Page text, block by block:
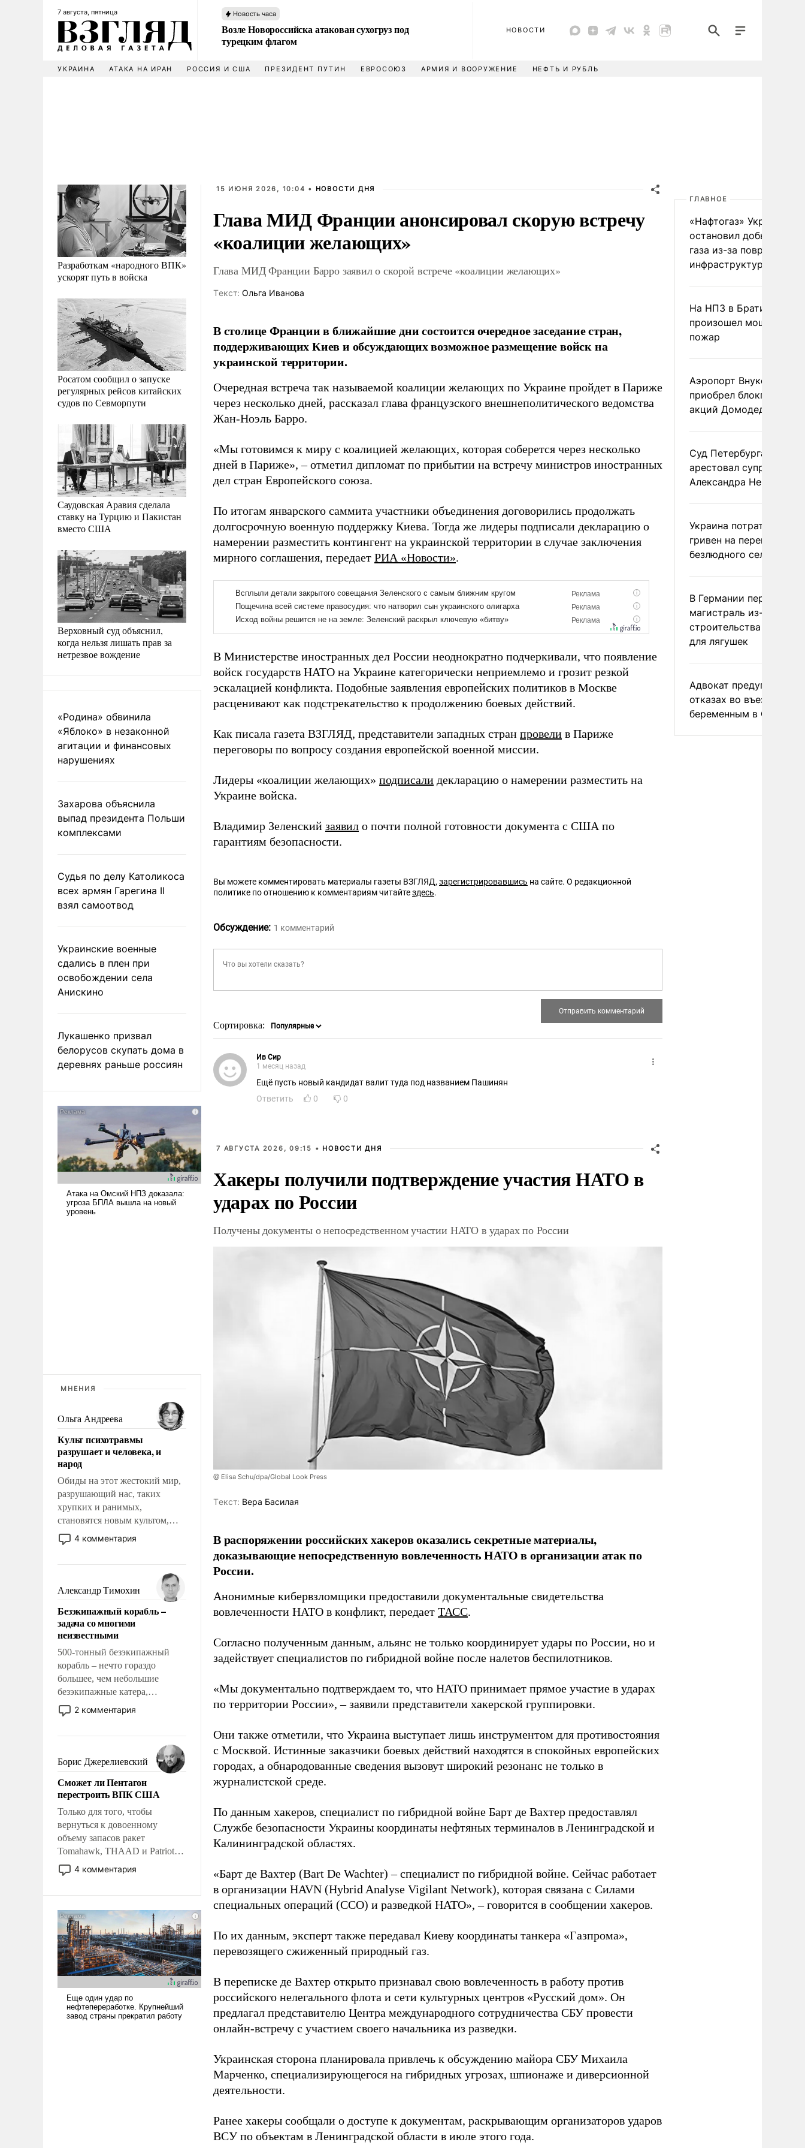
7 августа, пятница Новость часа
Возле Новороссийска атакован сухогруз под
турецким флагом
НОВОСТИ
УКРАИНА АТАКА НА ИРАН РОССИЯ И США ПРЕЗИДЕНТ ПУТИН ЕВРОСОЮЗ АРМИЯ И ВООРУЖЕНИЕ НЕФТЬ И РУБЛЬ
Разработкам «народного ВПК»
ускорят путь в войска
Росатом сообщил о запуске
регулярных рейсов китайских
судов по Севморпути
Саудовская Аравия сделала
ставку на Турцию и Пакистан
вместо США
Верховный суд объяснил,
когда нельзя лишать прав за
нетрезвое вождение
«Родина» обвинила
«Яблоко» в незаконной
агитации и финансовых
нарушениях
Захарова объяснила
выпад президента Польши
комплексами
Судья по делу Католикоса
всех армян Гарегина II
взял самоотвод
Украинские военные
сдались в плен при
освобождении села
Анискино
Лукашенко призвал
белорусов скупать дома в
деревнях раньше россиян
МНЕНИЯ
Ольга Андреева
Культ психотравмы
разрушает и человека, и
народ
Обиды на этот жестокий мир,
разрушающий нас, таких
хрупких и ранимых,
становятся новым культом,
постепенно вытесняя и
отменяя традиционное
мужественным и твердым под
ударами судьбы, брать на себя
ответственность, помогать
слабым, идти вперед и
адаптироваться.
4 комментария
Александр Тимохин
Безэкипажный корабль –
задача со многими
неизвестными
500-тонный безэкипажный
корабль – нечто гораздо
большее, чем небольшие
безэкипажные катера,
применение которых уже
стало обыденностью. Задача по
сложна и амбициозна. Однако
и ее реализация радикально
поднимет наши боевые
возможности.
2 комментария
Борис Джерелиевский
Сможет ли Пентагон
перестроить ВПК США
Только для того, чтобы
вернуться к довоенному
объему запасов ракет
Tomahawk, THAAD и Patriot
США потребуется более трех
лет. Даже небольшая война с
Сложившаяся ситуация
означает многолетний период
уязвимости США, например,
перед Китаем.
4 комментария
15 ИЮНЯ 2026, 10:04 • НОВОСТИ ДНЯ
Глава МИД Франции анонсировал скорую встречу
«коалиции желающих»
Глава МИД Франции Барро заявил о скорой встрече «коалиции желающих»
Tекст: Ольга Иванова
В столице Франции в ближайшие дни состоится очередное заседание стран,
поддерживающих Киев и обсуждающих возможное размещение войск на
украинской территории.
Очередная встреча так называемой коалиции желающих по Украине пройдет в Париже
через несколько дней, рассказал глава французского внешнеполитического ведомства
Жан-Ноэль Барро.
«Мы готовимся к миру с коалицией желающих, которая соберется через несколько
дней в Париже», – отметил дипломат по прибытии на встречу министров иностранных
дел стран Европейского союза.
По итогам январского саммита участники объединения договорились продолжать
долгосрочную военную поддержку Киева. Тогда же лидеры подписали декларацию о
намерении разместить контингент на украинской территории в случае заключения
мирного соглашения, передает РИА «Новости».
В Министерстве иностранных дел России неоднократно подчеркивали, что появление
войск государств НАТО на Украине категорически неприемлемо и грозит резкой
эскалацией конфликта. Подобные заявления европейских политиков в Москве
расценивают как подстрекательство к продолжению боевых действий.
Как писала газета ВЗГЛЯД, представители западных стран провели в Париже
переговоры по вопросу создания европейской военной миссии.
Лидеры «коалиции желающих» подписали декларацию о намерении разместить на
Украине войска.
Владимир Зеленский заявил о почти полной готовности документа с США по
гарантиям безопасности.
Вы можете комментировать материалы газеты ВЗГЛЯД, зарегистрировавшись на сайте. О редакционной
политике по отношению к комментариям читайтездесь.
Обсуждение: 1 комментарий
Сортировка:
Ив Сир
1 месяц назад
Ещё пусть новый кандидат валит туда под названием Пашинян
Ответить
0 0
7 АВГУСТА 2026, 09:15 • НОВОСТИ ДНЯ
Хакеры получили подтверждение участия НАТО в
ударах по России
Получены документы о непосредственном участии НАТО в ударах по России
@ Elisa Schu/dpa/Global Look Press
Tекст: Вера Басилая
В распоряжении российских хакеров оказались секретные материалы,
доказывающие непосредственную вовлеченность НАТО в организации атак по
России.
Анонимные кибервзломщики предоставили документальные свидетельства
вовлеченности НАТО в конфликт, передает ТАСС.
Согласно полученным данным, альянс не только координирует удары по России, но и
задействует специалистов по гибридной войне после налетов беспилотников.
«Мы документально подтверждаем то, что НАТО принимает прямое участие в ударах
по территории России», – заявили представители хакерской группировки.
Они также отметили, что Украина выступает лишь инструментом для противостояния
с Москвой. Истинные заказчики боевых действий находятся в спокойных европейских
городах, а обнародованные сведения вызовут широкий резонанс не только в
журналистской среде.
По данным хакеров, специалист по гибридной войне Барт де Вахтер предоставлял
Службе безопасности Украины координаты нефтяных терминалов в Ленинградской и
Калининградской областях.
«Барт де Вахтер (Bart De Wachter) – специалист по гибридной войне. Сейчас работает
в организации HAVN (Hybrid Analyse Vigilant Network), которая связана с Силами
специальных операций (ССО) и разведкой НАТО», – говорится в сообщении хакеров.
По их данным, эксперт также передавал Киеву координаты танкера «Газпрома»,
перевозящего сжиженный природный газ.
В переписке де Вахтер открыто признавал свою вовлеченность в работу против
российского нелегального флота и сети культурных центров «Русский дом». Он
предлагал представителю Центра международного сотрудничества СБУ провести
онлайн-встречу с участием своего начальника из разведки.
Украинская сторона планировала привлечь к обсуждению майора СБУ Михаила
Марченко, специализирующегося на гибридных угрозах, шпионаже и диверсионной
деятельности.
Ранее хакеры сообщали о доступе к документам, раскрывающим организаторов ударов
ВСУ по объектам в Ленинградской области в июле этого года.
ГЛАВНОЕ
«Нафтогаз» Украины
остановил добычу
газа из-за повреждения
инфраструктуры
На НПЗ в Братиславе
произошел мощный
пожар
Аэропорт Внуково
приобрел блокпакет
акций Домодедово
Суд Петербурга заочно
арестовал супругу
Александра Невзорова
Украина потратила 1
гривен на
безлюдного села
В Германии перекрыли
магистраль из-за
строительства
для лягушек
Адвокат предупредил
отказах во въезде
беременным в США